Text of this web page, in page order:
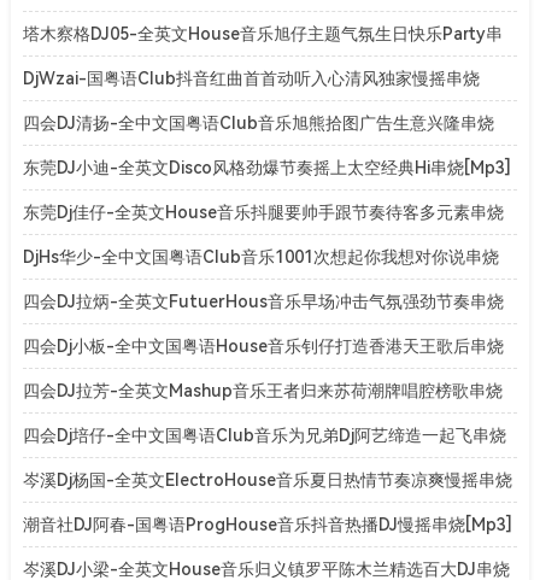
[Mp3]
塔木察格DJ05-全英文House音乐旭仔主题气氛生日快乐Party串
烧[Mp3]
DjWzai-国粤语Club抖音红曲首首动听入心清风独家慢摇串烧
[Mp3]
四会DJ清扬-全中文国粤语Club音乐旭熊拾图广告生意兴隆串烧
[Mp3]
东莞DJ小迪-全英文Disco风格劲爆节奏摇上太空经典Hi串烧[Mp3]
东莞Dj佳仔-全英文House音乐抖腿要帅手跟节奏待客多元素串烧
[Mp3]
DjHs华少-全中文国粤语Club音乐1001次想起你我想对你说串烧
[Mp3]
四会DJ拉炳-全英文FutuerHous音乐早场冲击气氛强劲节奏串烧
[Mp3]
四会Dj小板-全中文国粤语House音乐钊仔打造香港天王歌后串烧
[Mp3]
四会DJ拉芳-全英文Mashup音乐王者归来苏荷潮牌唱腔榜歌串烧
[Mp3]
四会Dj培仔-全中文国粤语Club音乐为兄弟Dj阿艺缔造一起飞串烧
[Mp3]
岑溪Dj杨国-全英文ElectroHouse音乐夏日热情节奏凉爽慢摇串烧
[Mp3]
潮音社DJ阿春-国粤语ProgHouse音乐抖音热播DJ慢摇串烧[Mp3]
岑溪DJ小梁-全英文House音乐归义镇罗平陈木兰精选百大DJ串烧